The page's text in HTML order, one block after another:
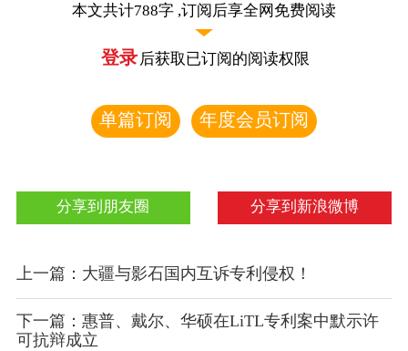
本文共计788字 ,订阅后享全网免费阅读
登录 后获取已订阅的阅读权限
单篇订阅 年度会员订阅
分享到新浪微博
分享到朋友圈
上一篇：大疆与影石国内互诉专利侵权！
下一篇：惠普、戴尔、华硕在LiTL专利案中默示许
可抗辩成立